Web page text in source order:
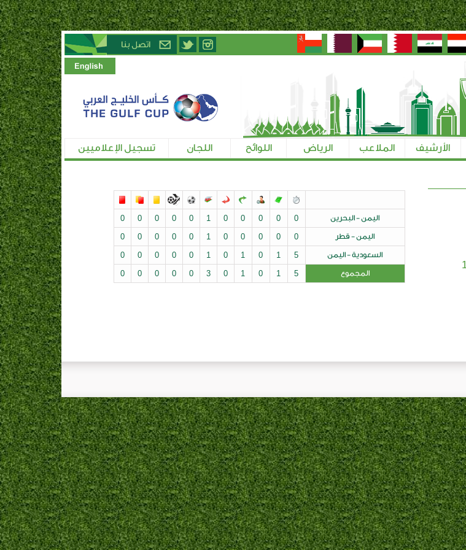
الأرشيف الملاعب الرياض اللوائح اللجان تسجيل الإعلاميين
اليمن - البحرين 0
0
0
0
0
1
0
0
0
0
0
اليمن - قطر 0
0
0
0
0
1
0
0
0
0
0
السعودية - اليمن 5
1
0
1
0
1
0
0
0
0
0
المجموع 5
1
0
1
0
3
0
0
0
0
0